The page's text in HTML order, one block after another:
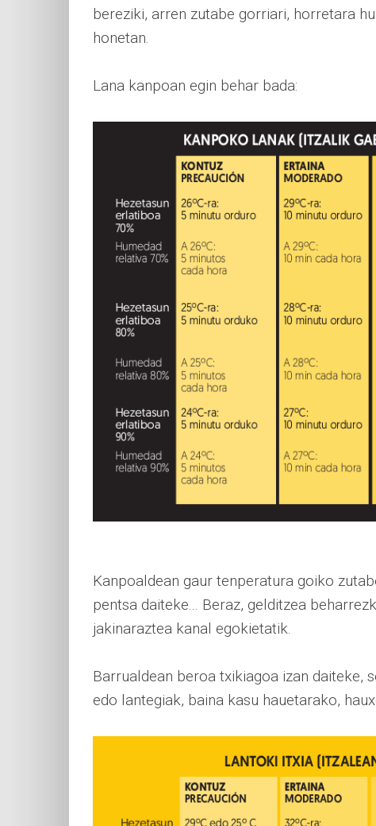
bereziki, arren zutabe gorriari, horretara
honetan.
Lana kanpoan egin behar bada:
Kanpoaldean gaur tenperatura goiko
pentsa daiteke... Beraz, gelditzea
jakinaraztea kanal egokietatik.
Barrualdean beroa txikiagoa izan daiteke,
edo lantegiak, baina kasu hauetarako,